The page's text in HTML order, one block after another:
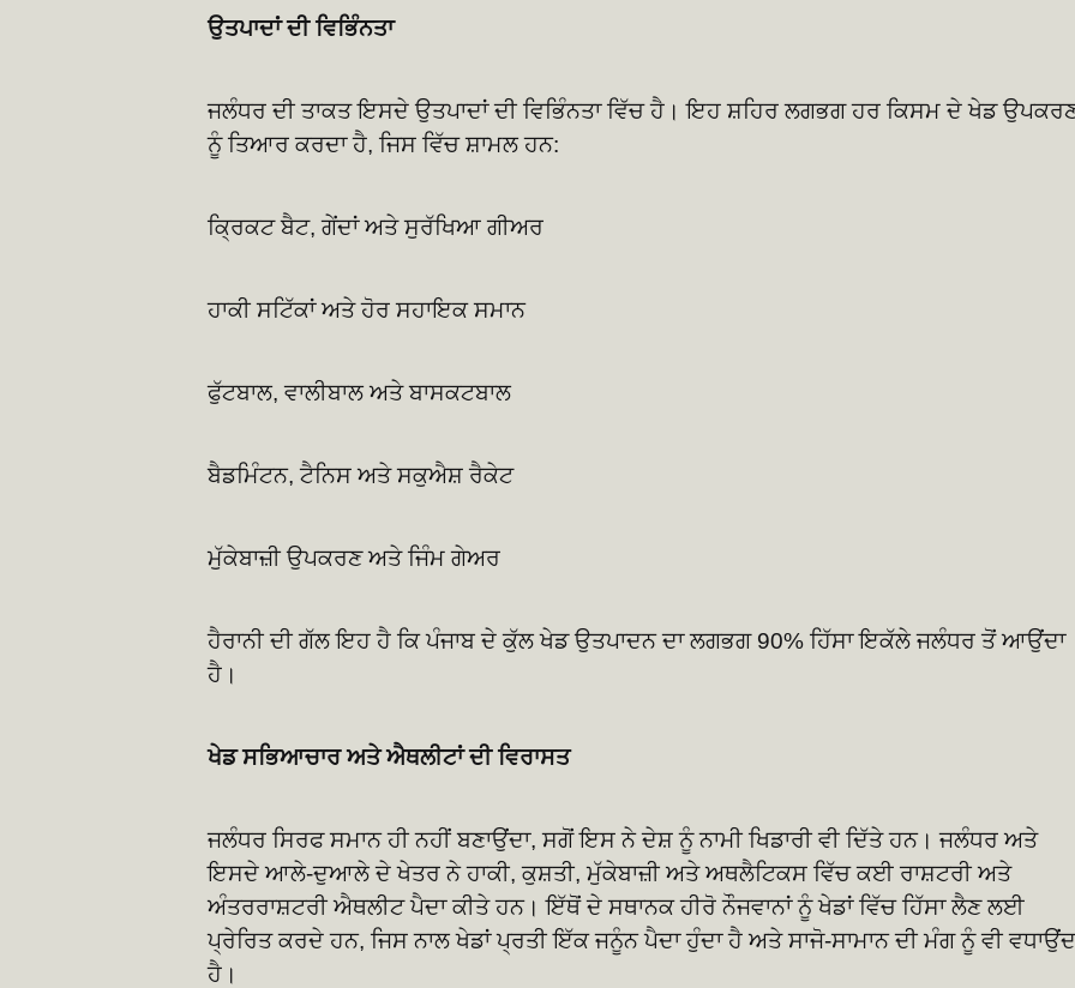
ਉਤਪਾਦਾਂ ਦੀ ਵਿਭਿੰਨਤਾ
ਜਲੰਧਰ ਦੀ ਤਾਕਤ ਇਸਦੇ ਉਤਪਾਦਾਂ ਦੀ ਵਿਭਿੰਨਤਾ ਵਿੱਚ ਹੈ। ਇਹ ਸ਼ਹਿਰ ਲਗਭਗ ਹਰ ਕਿਸਮ ਦੇ ਖੇਡ
ਨੂੰ ਤਿਆਰ ਕਰਦਾ ਹੈ, ਜਿਸ ਵਿੱਚ ਸ਼ਾਮਲ ਹਨ:
ਕ੍ਰਿਕਟ ਬੈਟ, ਗੇਂਦਾਂ ਅਤੇ ਸੁਰੱਖਿਆ ਗੀਅਰ
ਹਾਕੀ ਸਟਿੱਕਾਂ ਅਤੇ ਹੋਰ ਸਹਾਇਕ ਸਮਾਨ
ਫੁੱਟਬਾਲ, ਵਾਲੀਬਾਲ ਅਤੇ ਬਾਸਕਟਬਾਲ
ਬੈਡਮਿੰਟਨ, ਟੈਨਿਸ ਅਤੇ ਸਕੁਐਸ਼ ਰੈਕੇਟ
ਮੁੱਕੇਬਾਜ਼ੀ ਉਪਕਰਣ ਅਤੇ ਜਿੰਮ ਗੇਅਰ
ਹੈਰਾਨੀ ਦੀ ਗੱਲ ਇਹ ਹੈ ਕਿ ਪੰਜਾਬ ਦੇ ਕੁੱਲ ਖੇਡ ਉਤਪਾਦਨ ਦਾ ਲਗਭਗ 90% ਹਿੱਸਾ ਇਕੱਲੇ ਜਲੰਧਰ ਤੋਂ ਆਉਂਦਾ
ਹੈ।
ਖੇਡ ਸਭਿਆਚਾਰ ਅਤੇ ਐਥਲੀਟਾਂ ਦੀ ਵਿਰਾਸਤ
ਜਲੰਧਰ ਸਿਰਫ ਸਮਾਨ ਹੀ ਨਹੀਂ ਬਣਾਉਂਦਾ, ਸਗੋਂ ਇਸ ਨੇ ਦੇਸ਼ ਨੂੰ ਨਾਮੀ ਖਿਡਾਰੀ ਵੀ ਦਿੱਤੇ ਹਨ। ਜਲੰਧਰ ਅਤੇ
ਇਸਦੇ ਆਲੇ-ਦੁਆਲੇ ਦੇ ਖੇਤਰ ਨੇ ਹਾਕੀ, ਕੁਸ਼ਤੀ, ਮੁੱਕੇਬਾਜ਼ੀ ਅਤੇ ਅਥਲੈਟਿਕਸ ਵਿੱਚ ਕਈ ਰਾਸ਼ਟਰੀ ਅਤੇ
ਅੰਤਰਰਾਸ਼ਟਰੀ ਐਥਲੀਟ ਪੈਦਾ ਕੀਤੇ ਹਨ। ਇੱਥੋਂ ਦੇ ਸਥਾਨਕ ਹੀਰੋ ਨੌਜਵਾਨਾਂ ਨੂੰ ਖੇਡਾਂ ਵਿੱਚ ਹਿੱਸਾ ਲੈਣ ਲਈ
ਪ੍ਰੇਰਿਤ ਕਰਦੇ ਹਨ, ਜਿਸ ਨਾਲ ਖੇਡਾਂ ਪ੍ਰਤੀ ਇੱਕ ਜਨੂੰਨ ਪੈਦਾ ਹੁੰਦਾ ਹੈ ਅਤੇ ਸਾਜੋ-ਸਾਮਾਨ ਦੀ ਮੰਗ ਨੂੰ ਵੀ
ਹੈ।